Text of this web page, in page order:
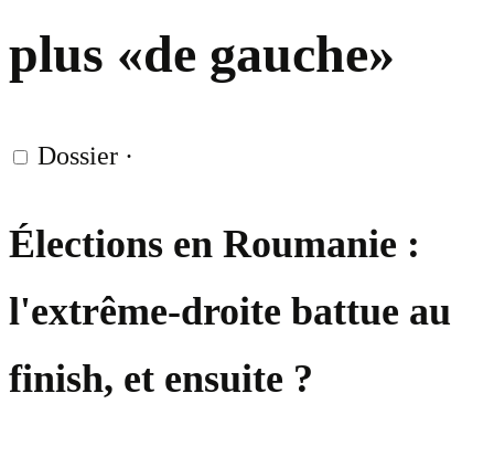
plus «de gauche»
Dossier ·
Élections en Roumanie :
l'extrême-droite battue au
finish, et ensuite ?